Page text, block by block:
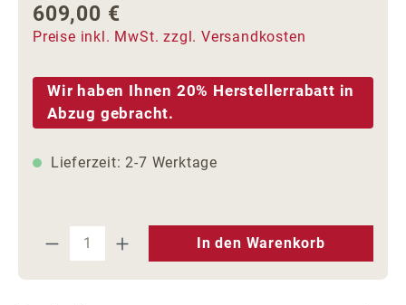
Regulärer Preis:
609,00 €
Preise inkl. MwSt. zzgl. Versandkosten
Wir haben Ihnen 20% Herstellerrabatt in
Abzug gebracht.
Lieferzeit: 2-7 Werktage
Produkt Anzahl: Gib den
In den Warenkorb